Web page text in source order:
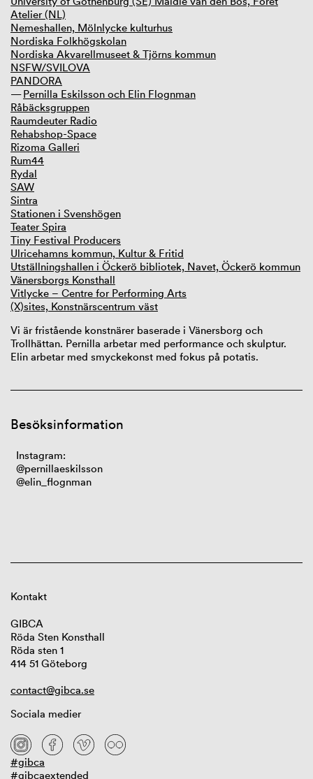
Atelier (NL)
Nemeshallen, Mölnlycke kulturhus
Nordiska Folkhögskolan
Nordiska Akvarellmuseet & Tjörns kommun
NSFW/SVILOVA
PANDORA
Pernilla Eskilsson och Elin Flognman
Råbäcksgruppen
Raumdeuter Radio
Rehabshop-Space
Rizoma Galleri
Rum44
Rydal
SAW
Sintra
Stationen i Svenshögen
Teater Spira
Tiny Festival Producers
Ulricehamns kommun, Kultur & Fritid
Utställningshallen i Öckerö bibliotek, Navet, Öckerö kommun
Vänersborgs Konsthall
Vitlycke – Centre for Performing Arts
(X)sites, Konstnärscentrum väst
Vi är fristående konstnärer baserade i Vänersborg och
Trollhättan. Pernilla arbetar med performance och skulptur.
Elin arbetar med smyckekonst med fokus på potatis.
Besöksinformation
Instagram:
@pernillaeskilsson
@elin_flognman
Kontakt
GIBCA
Röda Sten Konsthall
Röda sten 1
414 51 Göteborg
contact@gibca.se
Sociala medier
#gibca
#gibcaextended